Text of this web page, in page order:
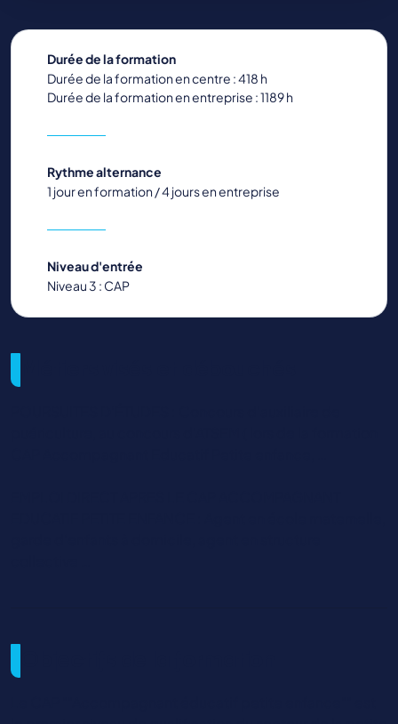
Durée de la formation
Durée de la formation en centre : 418 h
Durée de la formation en entreprise : 1189 h
Rythme alternance
1 jour en formation / 4 jours en entreprise
Niveau d'entrée
Niveau 3 : CAP